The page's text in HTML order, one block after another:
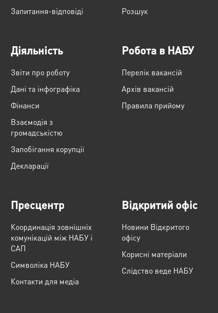
Запитання-відповіді
Розшук
Діяльність
Звіти про роботу
Дані та інфографіка
Фінанси
Взаємодія з
громадськістю
Запобігання корупції
Декларації
Робота в НАБУ
Перелік вакансій
Архів вакансій
Правила прийому
Пресцентр
Координація зовнішніх
комунікацій між НАБУ і
САП
Cимволіка НАБУ
Контакти для медіа
Відкритий офіс
Новини Відкритого
офісу
Корисні матеріали
Слідство веде НАБУ